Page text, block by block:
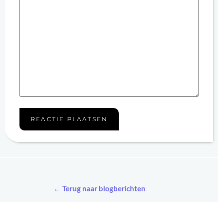
← Terug naar blogberichten